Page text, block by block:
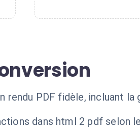
PDF fidèle, incluant la
dans html 2 pdf selon